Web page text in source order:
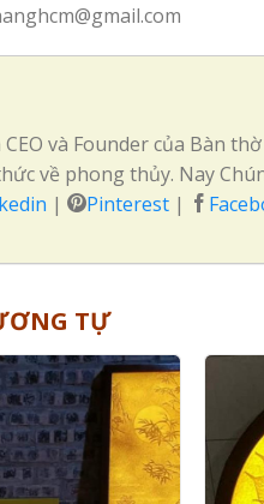
CEO và Founder của Bàn
về phong thủy. Nay
| Pinterest |
TỰ